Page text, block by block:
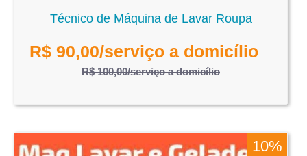
Técnico de Máquina de Lavar Roupa
R$ 90,00/serviço a domicílio
R$ 100,00/serviço a domicílio
10%